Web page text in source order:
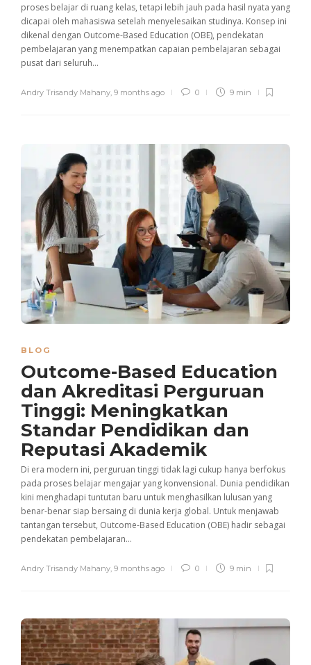
proses belajar di ruang kelas, tetapi lebih jauh pada hasil nyata yang
dicapai oleh mahasiswa setelah menyelesaikan studinya. Konsep ini
dikenal dengan Outcome-Based Education (OBE), pendekatan
pembelajaran yang menempatkan capaian pembelajaran sebagai
pusat dari seluruh...
Andry Trisandy Mahany, 9 months ago 0 9 min
BLOG
Outcome-Based Education
dan Akreditasi Perguruan
Tinggi: Meningkatkan
Standar Pendidikan dan
Reputasi Akademik
Di era modern ini, perguruan tinggi tidak lagi cukup hanya berfokus
pada proses belajar mengajar yang konvensional. Dunia pendidikan
kini menghadapi tuntutan baru untuk menghasilkan lulusan yang
benar-benar siap bersaing di dunia kerja global. Untuk menjawab
tantangan tersebut, Outcome-Based Education (OBE) hadir sebagai
pendekatan pembelajaran...
Andry Trisandy Mahany 9 months ago 0 9 min